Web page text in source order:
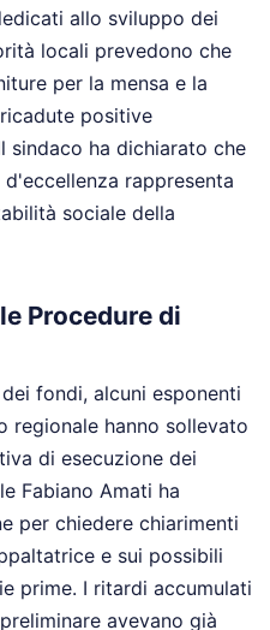
allo sviluppo dei
locali prevedono che
per la mensa e la
positive
sindaco ha dichiarato che
rappresenta
sociale della
Procedure di
fondi, alcuni esponenti
regionale hanno sollevato
di esecuzione dei
Fabiano Amati ha
per chiedere chiarimenti
e sui possibili
prime. I ritardi accumulati
avevano già